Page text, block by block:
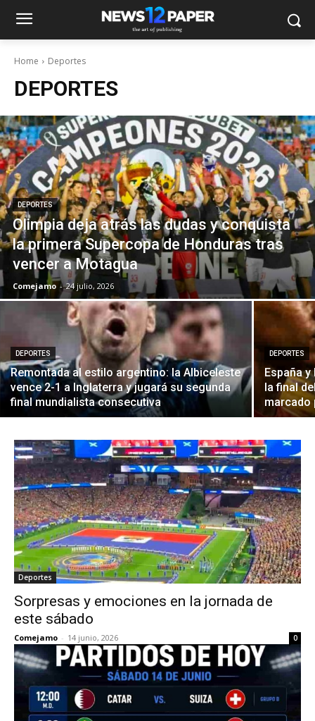
Home Deportes
DEPORTES
DEPORTES
Olimpia deja atrás las dudas y conquista
la primera Supercopa de Honduras tras
vencer a Motagua
Comejamo - 24 julio, 2026
DEPORTES
Remontada al estilo argentino: la Albiceleste
vence 2-1 a Inglaterra y jugará su segunda
final mundialista consecutiva
DEPORTES
España
la final
marcado
Deportes
Sorpresas y emociones en la jornada de
este sábado
Comejamo - 14 junio, 2026 0